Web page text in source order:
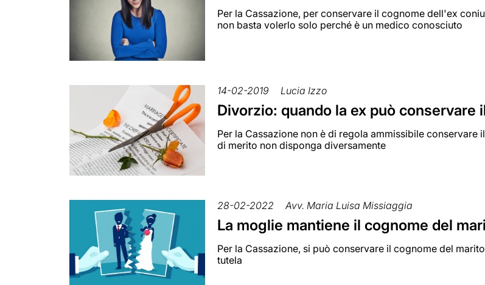
Per la Cassazione, per conservare il cognome dell'ex
non basta volerlo solo perché è un medico conosciuto
14-02-2019 Lucia Izzo
Divorzio: quando la ex può conservare
Per la Cassazione non è di regola ammissibile
di merito non disponga diversamente
28-02-2022 Avv. Maria Luisa Missiaggia
La moglie mantiene il cognome del
Per la Cassazione, si può conservare il cognome del
tutela